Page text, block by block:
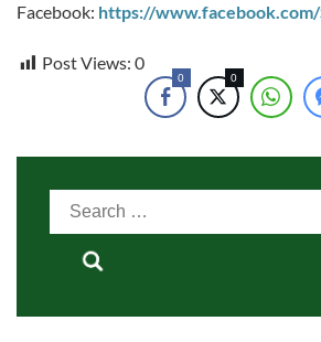
Facebook: https://
Post Views: 0
0 0
Search